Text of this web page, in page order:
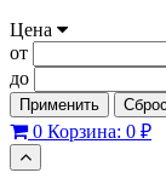
Цена
от
до
Применить
0 Корзина: 0 ₽